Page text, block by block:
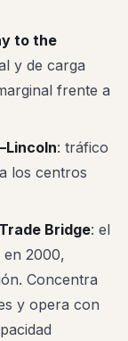
to the
y de carga
frente a
: tráfico
los centros
Bridge: el
2000,
Concentra
y opera con